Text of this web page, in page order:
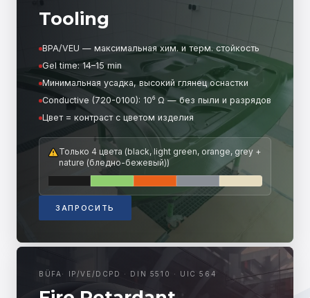
Tooling
BPA/VEU — максимальная хим. и терм. стойкость
Gel time: 14–15 min
Минимальная усадка, высокий глянец оснастки
Conductive (720-0100): 10⁶ Ω — без пыли и разрядов
Цвет = контраст с цветом изделия
Только 4 цвета (black, light green, orange, grey +
nature (бледно-бежевый))
ЗАПРОСИТЬ
BÜFA · IP/VE/DCPD · DIN 5510 · UIC 564